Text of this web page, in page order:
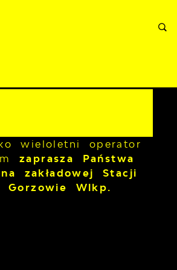
wieloletni operator
zaprasza Państwa
zakładowej Stacji
Wlkp.